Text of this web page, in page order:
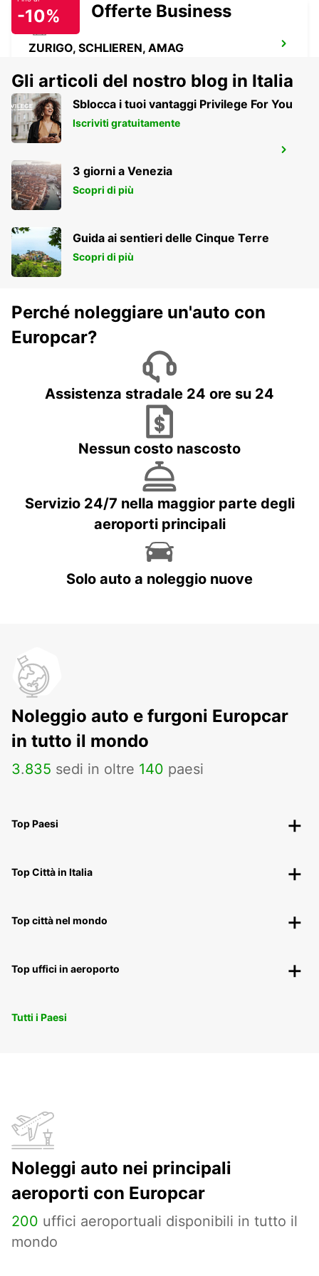
ZURIGO, SCHLIEREN, AMAG
ZURICH - SWITZERLAND
-10% Offerte Business
Gli articoli del nostro blog in Italia
Sblocca i tuoi vantaggi Privilege For You
Iscriviti gratuitamente
3 giorni a Venezia
Scopri di più
Guida ai sentieri delle Cinque Terre
Scopri di più
Perché noleggiare un'auto con
Europcar?
Assistenza stradale 24 ore su 24
Nessun costo nascosto
Servizio 24/7 nella maggior parte degli
aeroporti principali
Solo auto a noleggio nuove
Noleggio auto e furgoni Europcar
in tutto il mondo
3.835 sedi in oltre 140 paesi
Top Paesi
Top Città in Italia
Top città nel mondo
Top uffici in aeroporto
Tutti i Paesi
Noleggi auto nei principali
aeroporti con Europcar
200 uffici aeroportuali disponibili in tutto il
mondo